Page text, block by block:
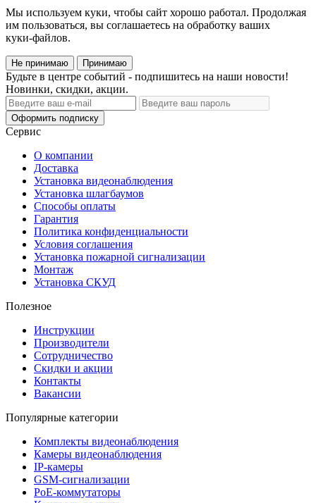
Мы используем куки, чтобы сайт хорошо работал. Продолжая
им пользоваться, вы соглашаетесь на обработку ваших
куки‑файлов.
Не принимаю Принимаю
Будьте в центре событий - подпишитесь на наши новости!
Новинки, скидки, акции.
Оформить подписку
Сервис
О компании
Доставка
Установка видеонаблюдения
Установка шлагбаумов
Способы оплаты
Гарантия
Политика конфиденциальности
Условия соглашения
Установка пожарной сигнализации
Монтаж
Установка СКУД
Полезное
Инструкции
Производители
Сотрудничество
Скидки и акции
Контакты
Вакансии
Популярные категории
Комплекты видеонаблюдения
Камеры видеонаблюдения
IP-камеры
GSM-сигнализации
PoE-коммутаторы